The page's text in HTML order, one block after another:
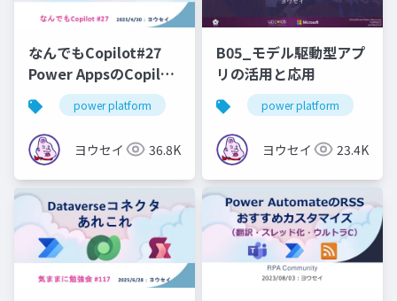
なんでもCopilot#27
Power AppsのCopilot
作るコパに使うコパ
power platform power apps copilot
ヨウセイ 36.8K
B05_モデル駆動型アプ
リの活用と応用
power platform
ヨウセイ 23.4K